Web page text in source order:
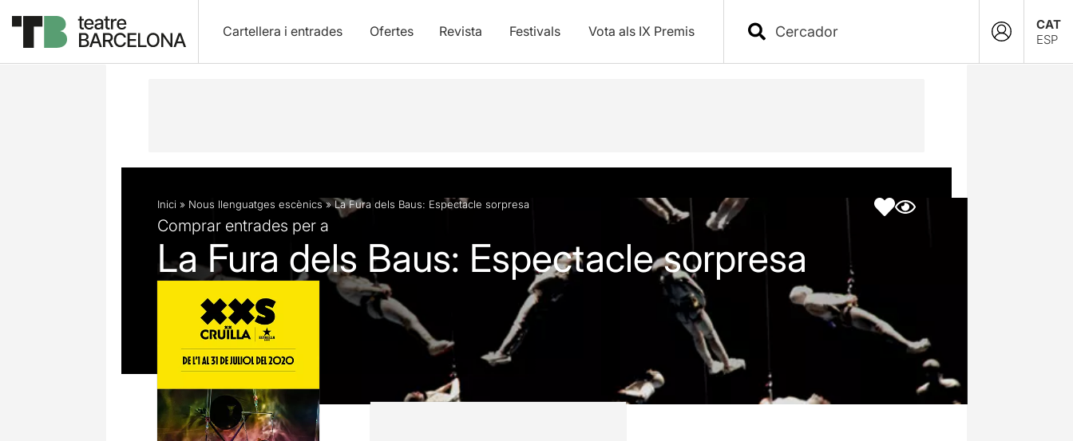
Cartellera i entrades Ofertes Revista Festivals Vota als IX Premis
CAT
ESP
Descripció Fitxa artística Articles
Inici » Nous llenguatges escènics»La Fura dels Baus: Espectacle sorpresa
Comprar entrades per a
La Fura dels Baus: Espectacle sorpresa